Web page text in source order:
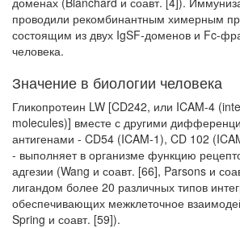
проводили рекомбинантным химер­ным
состоящим из двух IgSF-доменов и Fc-
человека.
Значение в биологии человека
Гликопротеин LW [CD242, или ICAM-4
molecules)] вместе с другими
антигенами - CD54 (ICAM-1), CD 102
- выполняет в организме функцию
адгезии (Wang и соавт. [66], Parsons и
лигандом бо­лее 20 различных типов
обеспечивающих межклеточное
Spring и соавт. [59]).